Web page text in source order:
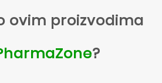
ovim proizvodima
?